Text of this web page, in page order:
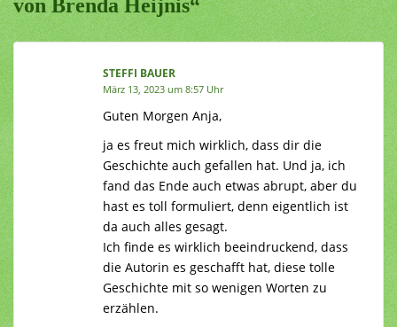
von Brenda Heijnis“
STEFFI BAUER
März 13, 2023 um 8:57 Uhr
Guten Morgen Anja,
ja es freut mich wirklich, dass dir die
Geschichte auch gefallen hat. Und ja, ich
fand das Ende auch etwas abrupt, aber du
hast es toll formuliert, denn eigentlich ist
da auch alles gesagt.
Ich finde es wirklich beeindruckend, dass
die Autorin es geschafft hat, diese tolle
Geschichte mit so wenigen Worten zu
erzählen.